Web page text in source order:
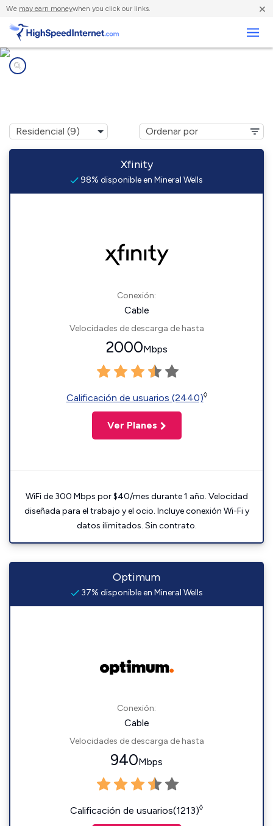
We may earn moneywhen you click our links. ×
Xfinity
98% disponible en Mineral Wells
Conexión:
Cable
Velocidades de descarga de hasta
2000Mbps
Calificación de usuarios (2440)◊
Ver Planes
WiFi de 300 Mbps por $40/mes durante 1 año. Velocidad
diseñada para el trabajo y el ocio. Incluye conexión Wi-Fi y
datos ilimitados. Sin contrato.
Optimum
37% disponible en Mineral Wells
Conexión:
Cable
Velocidades de descarga de hasta
940Mbps
Calificación de usuarios(1213)◊